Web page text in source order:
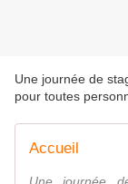
Une journée de
pour toutes
Accueil